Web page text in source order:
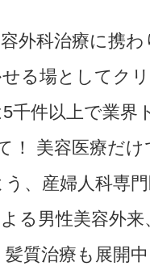
外科治療に携
る場としてク
千件以上で業界
！ 美容医療だ
、産婦人科専
る男性美容外
質治療も展開